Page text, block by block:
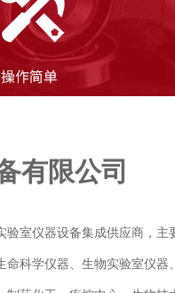
有限公司
验室仪器设备集成供应商，主
命科学仪器、生物实验室仪器